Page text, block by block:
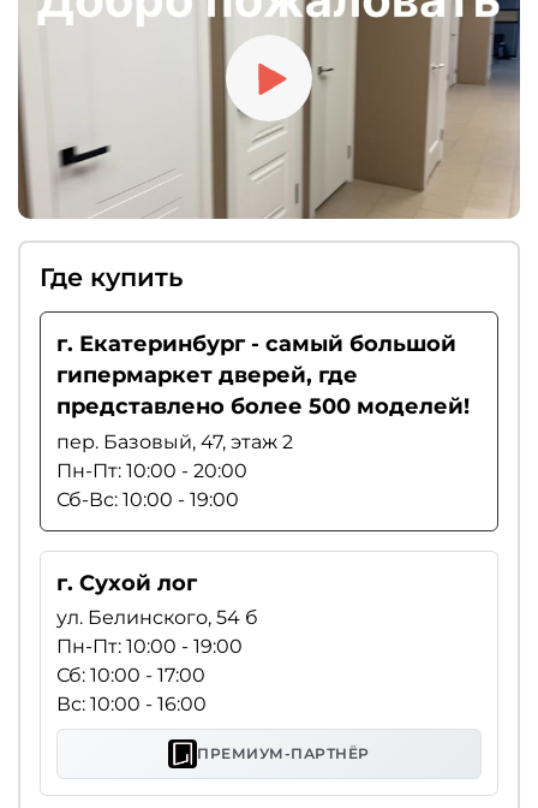
Где купить
г. Екатеринбург - самый большой
гипермаркет дверей, где
представлено более 500 моделей!
пер. Базовый, 47, этаж 2
Пн-Пт: 10:00 - 20:00
Сб-Вс: 10:00 - 19:00
г. Сухой лог
ул. Белинского, 54 б
Пн-Пт: 10:00 - 19:00
Сб: 10:00 - 17:00
Вс: 10:00 - 16:00
ПРЕМИУМ-ПАРТНЁР